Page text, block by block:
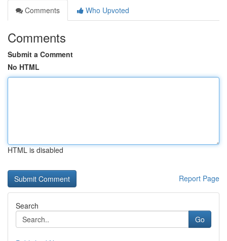
Comments
Who Upvoted
Comments
Submit a Comment
No HTML
HTML is disabled
Report Page
Search
Go